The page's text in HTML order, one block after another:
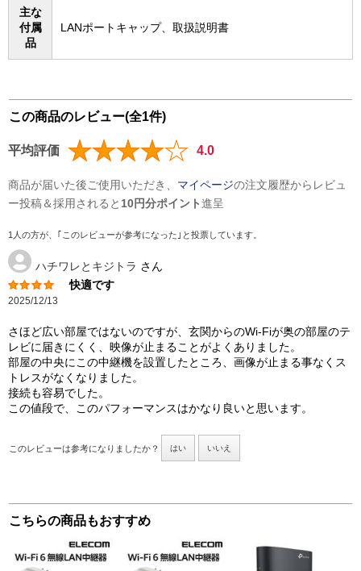
主な
付属
品
LANポートキャップ、取扱説明書
この商品のレビュー(全1件)
平均評価 4.0
商品が届いた後ご使用いただき、 マイページの注文履歴からレビュ
ー投稿＆採用されると 10円分ポイント進呈
1人の方が、｢このレビューが参考になった｣と投票しています。
ハチワレとキジトラ さん
快適です
2025/12/13
さほど広い部屋ではないのですが、玄関からのWi-Fiが奥の部屋のテ
レビに届きにくく、映像が止まることがよくありました。
部屋の中央にこの中継機を設置したところ、画像が止まる事なくス
トレスがなくなりました。
接続も容易でした。
この値段で、このパフォーマンスはかなり良いと思います。
このレビューは参考になりましたか？ はい いいえ
こちらの商品もおすすめ